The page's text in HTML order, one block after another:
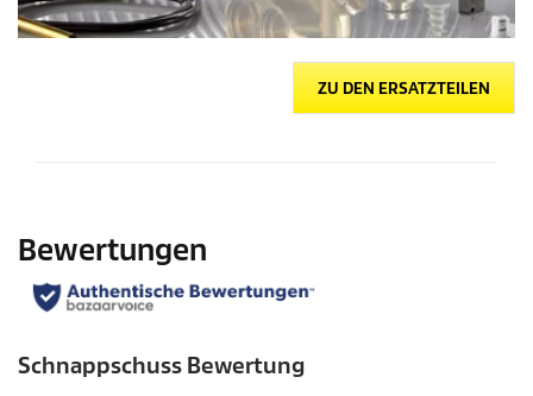
ZU DEN ERSATZTEILEN